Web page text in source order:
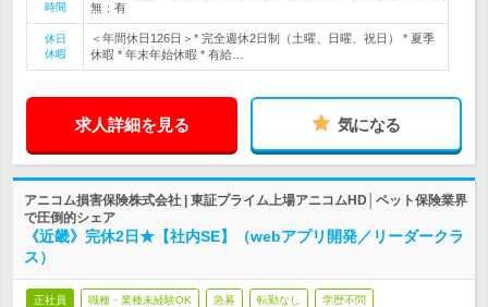
時間
無：有
休日
休暇
＜年間休日126日＞* 完全週休2日制（土曜、日曜、祝日） * 夏季
休暇 * 年末年始休暇 * 有給…
求人詳細を見る 気になる
アニコム損害保険株式会社 | 東証プライム上場アニコムHD│ペット保険業界
で圧倒的シェア
《近畿》完休2日★【社内SE】（webアプリ開発／リーダークラ
ス）
正社員 職種・業種未経験OK 急募 転勤なし 学歴不問